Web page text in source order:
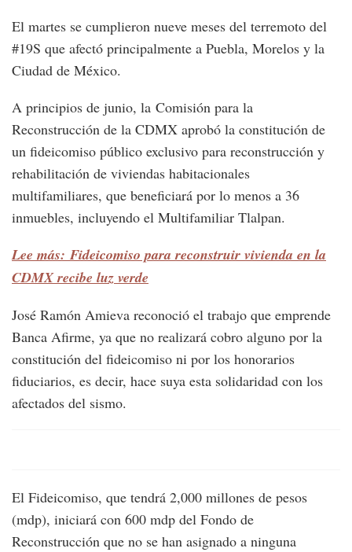
El martes se cumplieron nueve meses del terremoto del
#19S que afectó principalmente a Puebla, Morelos y la
Ciudad de México.
A principios de junio, la Comisión para la
Reconstrucción de la CDMX aprobó la constitución de
un fideicomiso público exclusivo para reconstrucción y
rehabilitación de viviendas habitacionales
multifamiliares, que beneficiará por lo menos a 36
inmuebles, incluyendo el Multifamiliar Tlalpan.
Lee más: Fideicomiso para reconstruir vivienda en la
CDMX recibe luz verde
José Ramón Amieva reconoció el trabajo que emprende
Banca Afirme, ya que no realizará cobro alguno por la
constitución del fideicomiso ni por los honorarios
fiduciarios, es decir, hace suya esta solidaridad con los
afectados del sismo.
El Fideicomiso, que tendrá 2,000 millones de pesos
(mdp), iniciará con 600 mdp del Fondo de
Reconstrucción que no se han asignado a ninguna